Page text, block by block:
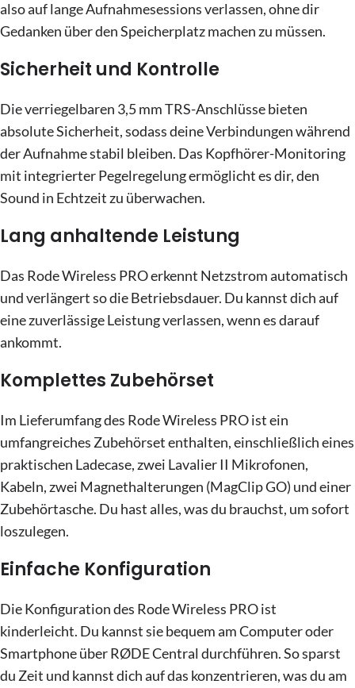
also auf lange Aufnahmesessions verlassen, ohne dir
Gedanken über den Speicherplatz machen zu müssen.
Sicherheit und Kontrolle
Die verriegelbaren 3,5 mm TRS-Anschlüsse bieten
absolute Sicherheit, sodass deine Verbindungen während
der Aufnahme stabil bleiben. Das Kopfhörer-Monitoring
mit integrierter Pegelregelung ermöglicht es dir, den
Sound in Echtzeit zu überwachen.
Lang anhaltende Leistung
Das Rode Wireless PRO erkennt Netzstrom automatisch
und verlängert so die Betriebsdauer. Du kannst dich auf
eine zuverlässige Leistung verlassen, wenn es darauf
ankommt.
Komplettes Zubehörset
Im Lieferumfang des Rode Wireless PRO ist ein
umfangreiches Zubehörset enthalten, einschließlich eines
praktischen Ladecase, zwei Lavalier II Mikrofonen,
Kabeln, zwei Magnethalterungen (MagClip GO) und einer
Zubehörtasche. Du hast alles, was du brauchst, um sofort
loszulegen.
Einfache Konfiguration
Die Konfiguration des Rode Wireless PRO ist
kinderleicht. Du kannst sie bequem am Computer oder
Smartphone über RØDE Central durchführen. So sparst
du Zeit und kannst dich auf das konzentrieren, was du am